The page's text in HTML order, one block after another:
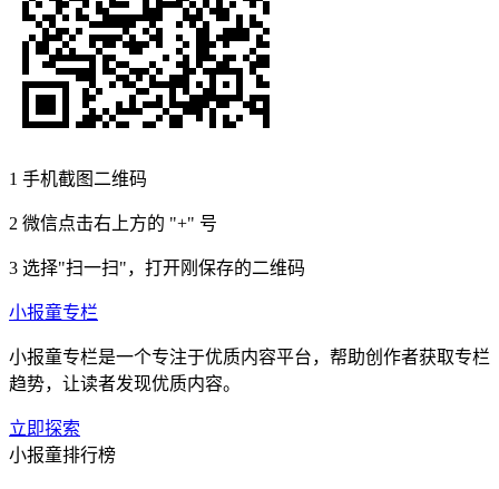
1 手机截图二维码
2 微信点击右上方的 "+" 号
3 选择"扫一扫"，打开刚保存的二维码
小报童专栏
小报童专栏是一个专注于优质内容平台，帮助创作者获取专栏
趋势，让读者发现优质内容。
立即探索
小报童排行榜